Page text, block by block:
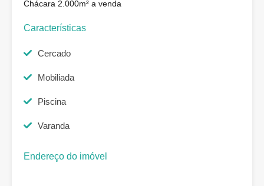
Chácara 2.000m² a venda
Características
Cercado
Mobiliada
Piscina
Varanda
Endereço do imóvel